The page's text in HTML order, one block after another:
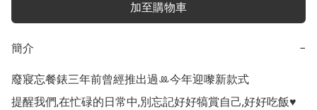
加至購物車
簡介 −
廢寢忘餐錶三年前曾經推出過ꔛ今年迎嚟新款式
提醒我們,在忙碌的日常中,別忘記好好犒賞自己,好好吃飯♥️